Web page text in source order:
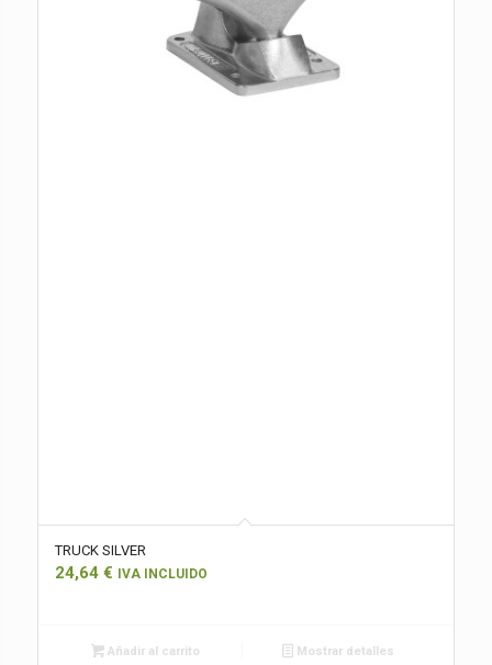
TRUCK SILVER
24,64 € IVA INCLUIDO
Añadir al carrito Mostrar detalles